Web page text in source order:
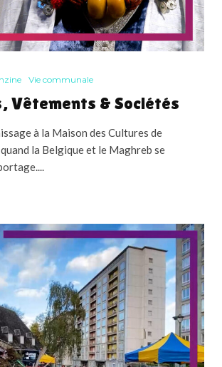
Vie communale
Vêtements & Sociétés
à la Maison des Cultures de
la Belgique et le Maghreb se